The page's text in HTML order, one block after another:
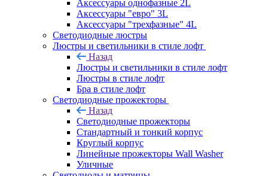
Аксессуары однофазные 2L
Аксессуары "евро" 3L
Аксессуары "трехфазные" 4L
Светодиодные люстры
Люстры и светильники в стиле лофт
Назад
Люстры и светильники в стиле лофт
Люстры в стиле лофт
Бра в стиле лофт
Светодиодные прожекторы
Назад
Светодиодные прожекторы
Стандартный и тонкий корпус
Круглый корпус
Линейные прожекторы Wall Washer
Уличные